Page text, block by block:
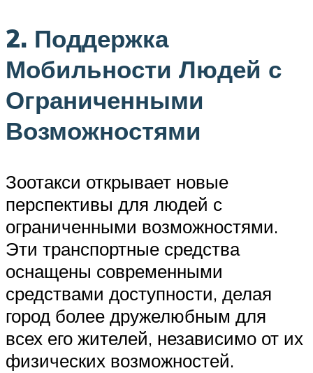
2. Поддержка
Мобильности Людей с
Ограниченными
Возможностями
Зоотакси открывает новые
перспективы для людей с
ограниченными возможностями.
Эти транспортные средства
оснащены современными
средствами доступности, делая
город более дружелюбным для
всех его жителей, независимо от их
физических возможностей.